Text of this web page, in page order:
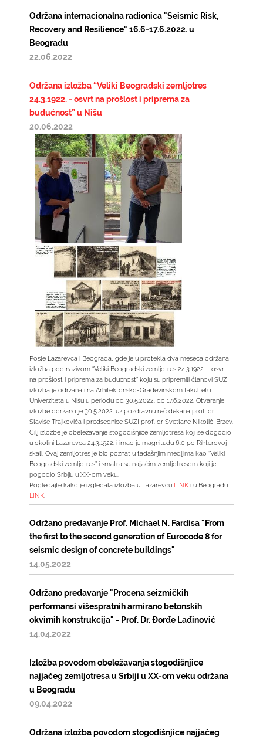
Održana internacionalna radionica "Seismic Risk,
Recovery and Resilience" 16.6-17.6.2022. u
Beogradu
22.06.2022
Održana izložba “Veliki Beogradski zemljotres
24.3.1922. - osvrt na prošlost i priprema za
budućnost” u Nišu
20.06.2022
Posle Lazarevca i Beograda, gde je u protekla dva meseca održana
izložba pod nazivom “Veliki Beogradski zemljotres 24.3.1922. - osvrt
na prošlost i priprema za budućnost” koju su pripremili članovi SUZI,
izložba je održana i na Arhitektonsko-Građevinskom fakultetu
Univerziteta u Nišu u periodu od 30.5.2022. do 17.6.2022. Otvaranje
izložbe održano je 30.5.2022. uz pozdravnu reč dekana prof. dr
Slaviše Trajkovića i predsednice SUZI prof. dr Svetlane Nikolić-Brzev.
Cilj izložbe je obeležavanje stogodišnjice zemljotresa koji se dogodio
u okolini Lazarevca 24.3.1922. i imao je magnitudu 6.0 po Rihterovoj
skali. Ovaj zemljotres je bio poznat u tadašnjim medijima kao “Veliki
Beogradski zemljotres” i smatra se najjačim zemljotresom koji je
pogodio Srbiju u XX-om veku.
Pogledajte kako je izgledala izložba u Lazarevcu LINK i u Beogradu
LINK.
Održano predavanje Prof. Michael N. Fardisa "From
the first to the second generation of Eurocode 8 for
seismic design of concrete buildings"
14.05.2022
Održano predavanje "Procena seizmičkih
performansi višespratnih armirano betonskih
okvirnih konstrukcija" - Prof. Dr. Đorđe Lađinović
14.04.2022
Izložba povodom obeležavanja stogodišnjice
najjačeg zemljotresa u Srbiji u XX-om veku održana
u Beogradu
09.04.2022
Održana izložba povodom stogodišnjice najjačeg